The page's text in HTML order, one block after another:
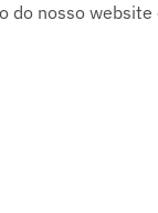
do nosso website